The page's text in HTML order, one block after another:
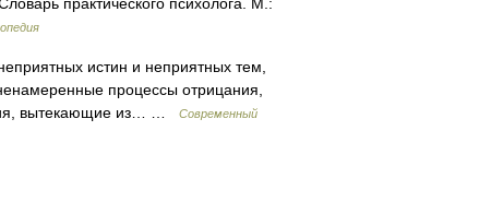
истин и неприятных тем,
процессы отрицания,
вытекающие из… …
Современный